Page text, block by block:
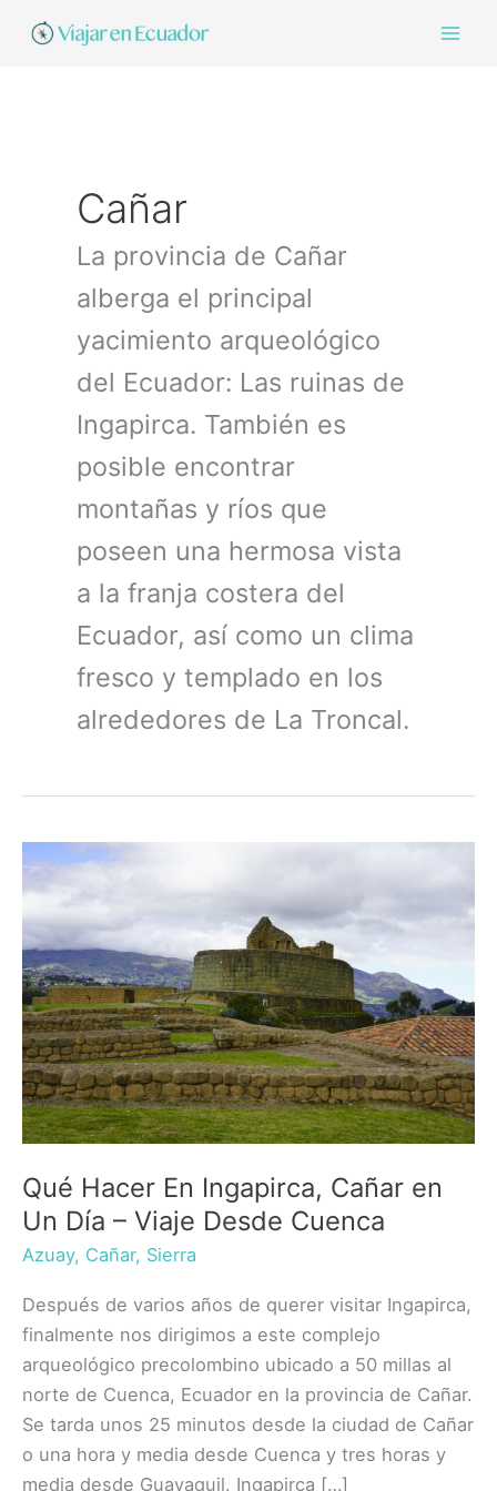
Cañar
La provincia de Cañar
alberga el principal
yacimiento arqueológico
del Ecuador: Las ruinas de
Ingapirca. También es
posible encontrar
montañas y ríos que
poseen una hermosa vista
a la franja costera del
Ecuador, así como un clima
fresco y templado en los
alrededores de La Troncal.
Qué Hacer En Ingapirca, Cañar en
Un Día – Viaje Desde Cuenca
Azuay, Cañar, Sierra
Después de varios años de querer visitar Ingapirca,
finalmente nos dirigimos a este complejo
arqueológico precolombino ubicado a 50 millas al
norte de Cuenca, Ecuador en la provincia de Cañar.
Se tarda unos 25 minutos desde la ciudad de Cañar
o una hora y media desde Cuenca y tres horas y
media desde Guayaquil. Ingapirca […]